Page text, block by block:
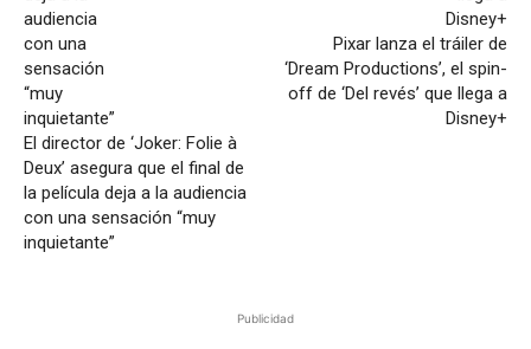
El director de ‘Joker: Folie à
Deux’ asegura que el final de
la película deja a la audiencia
con una sensación “muy
inquietante”
Pixar lanza el tráiler de
‘Dream Productions’, el spin-
off de ‘Del revés’ que llega a
Disney+
Publicidad